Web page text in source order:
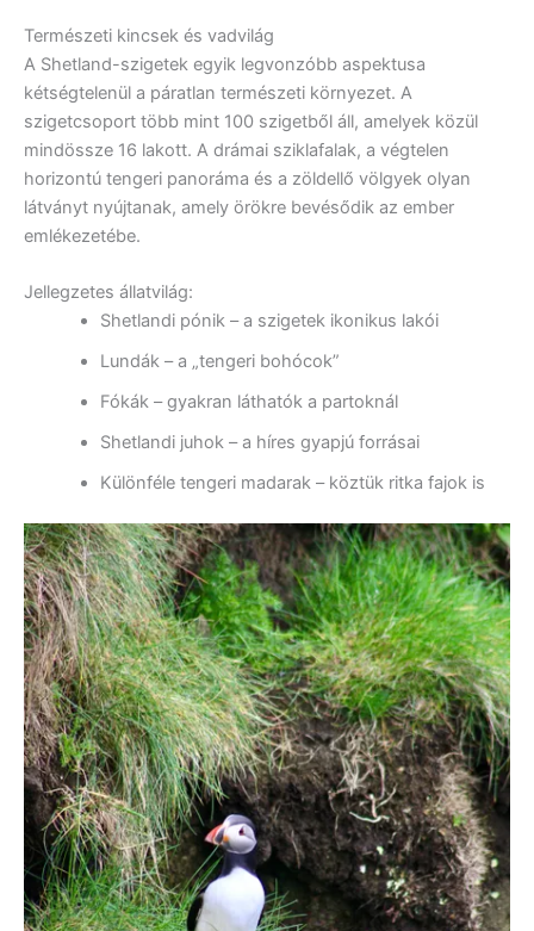
Természeti kincsek és vadvilág
A Shetland-szigetek egyik legvonzóbb aspektusa
kétségtelenül a páratlan természeti környezet. A
szigetcsoport több mint 100 szigetből áll, amelyek közül
mindössze 16 lakott. A drámai sziklafalak, a végtelen
horizontú tengeri panoráma és a zöldellő völgyek olyan
látványt nyújtanak, amely örökre bevésődik az ember
emlékezetébe.
Jellegzetes állatvilág:
Shetlandi pónik – a szigetek ikonikus lakói
Lundák – a „tengeri bohócok”
Fókák – gyakran láthatók a partoknál
Shetlandi juhok – a híres gyapjú forrásai
Különféle tengeri madarak – köztük ritka fajok is